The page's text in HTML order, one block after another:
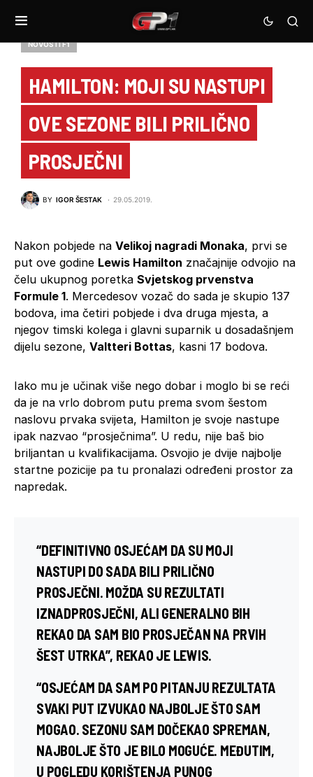
NOVOSTI F1
HAMILTON: MOJI SU NASTUPI
OVE SEZONE BILI PRILIČNO
PROSJEČNI
BY IGOR ŠESTAK 29.05.2019.
Nakon pobjede na Velikoj nagradi Monaka, prvi se
put ove godine Lewis Hamilton značajnije odvojio na
čelu ukupnog poretka Svjetskog prvenstva
Formule 1. Mercedesov vozač do sada je skupio 137
bodova, ima četiri pobjede i dva druga mjesta, a
njegov timski kolega i glavni suparnik u dosadašnjem
dijelu sezone, Valtteri Bottas, kasni 17 bodova.
Iako mu je učinak više nego dobar i moglo bi se reći
da je na vrlo dobrom putu prema svom šestom
naslovu prvaka svijeta, Hamilton je svoje nastupe
ipak nazvao “prosječnima”. U redu, nije baš bio
briljantan u kvalifikacijama. Osvojio je dvije najbolje
startne pozicije pa tu pronalazi određeni prostor za
napredak.
“DEFINITIVNO OSJEĆAM DA SU MOJI
NASTUPI DO SADA BILI PRILIČNO
PROSJEČNI. MOŽDA SU REZULTATI
IZNADPROSJEČNI, ALI GENERALNO BIH
REKAO DA SAM BIO PROSJEČAN NA PRVIH
ŠEST UTRKA”, REKAO JE LEWIS.
“OSJEĆAM DA SAM PO PITANJU REZULTATA
SVAKI PUT IZVUKAO NAJBOLJE ŠTO SAM
MOGAO. SEZONU SAM DOČEKAO SPREMAN,
NAJBOLJE ŠTO JE BILO MOGUĆE. MEĐUTIM,
U POGLEDU KORIŠTENJA PUNOG